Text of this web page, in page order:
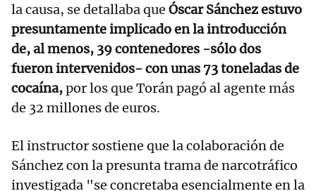
la causa, se detallaba que Óscar Sánchez estuvo
presuntamente implicado en la introducción
de, al menos, 39 contenedores -sólo dos
fueron intervenidos- con unas 73 toneladas de
cocaína,por los que Torán pagó al agente más
de 32 millones de euros.
El instructor sostiene que la colaboración de
Sánchez con la presunta trama de narcotráfico
investigada "se concretaba esencialmente en la